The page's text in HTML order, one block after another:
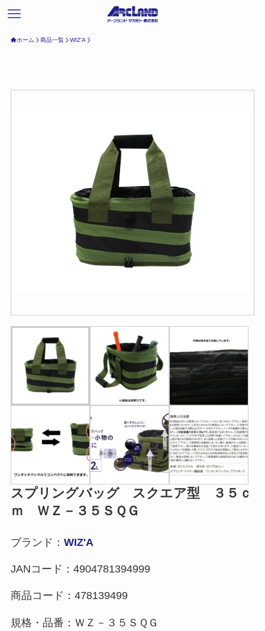
ホーム 商品一覧 WIZ'A
スプリングバッグ スクエア型 ３５ｃ
ｍ ＷＺ－３５ＳＱＧ
ブランド： WIZ'A
JANコード： 4904781394999
商品コード： 478139499
規格・品番： ＷＺ－３５ＳＱＧ